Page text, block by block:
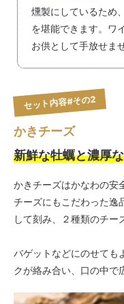
燻製にしているため
を堪能できます。ワ
お供として手放せま
セット内容#その2
かきチーズ
新鮮な牡蠣と濃厚
かきチーズはかなわの安
チーズにもこだわった逸
して刻み、２種類のチー
バゲットなどにのせても
クが絡み合い、口の中で